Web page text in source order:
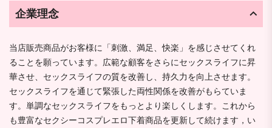
企業理念
当店販売商品がお客様に「刺激、満足、快楽」を感じさせてくれ
ることを願っています。広範な顧客をさらにセックスライフに昇
華させ、セックスライフの質を改善し、持久力を向上させます。
セックスライフを通じて緊張した両性関係を改善がもらていま
す。単調なセックスライフをもっとより楽しくします。これから
も豊富なセクシーコスプレエロ下着商品を更新して続けます，い